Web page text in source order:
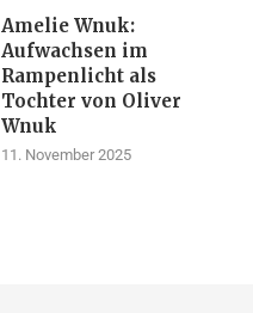
Amelie Wnuk:
Aufwachsen im
Rampenlicht als
Tochter von Oliver
Wnuk
11. November 2025